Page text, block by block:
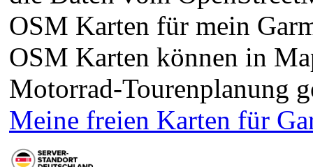
OSM Karten für mein
OSM Karten können in
Motorrad-Tourenplanung
Meine freien Karten für